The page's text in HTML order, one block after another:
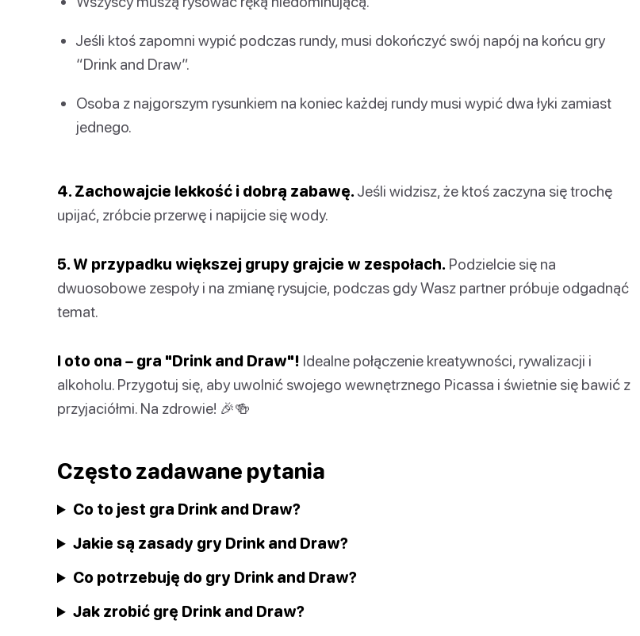
Jeśli ktoś zapomni wypić podczas rundy, musi dokończyć swój napój na końcu gry
“Drink and Draw”.
Osoba z najgorszym rysunkiem na koniec każdej rundy musi wypić dwa łyki zamiast
jednego.
4. Zachowajcie lekkość i dobrą zabawę. Jeśli widzisz, że ktoś zaczyna się trochę
upijać, zróbcie przerwę i napijcie się wody.
5. W przypadku większej grupy grajcie w zespołach. Podzielcie się na
dwuosobowe zespoły i na zmianę rysujcie, podczas gdy Wasz partner próbuje odgadnąć
temat.
I oto ona – gra "Drink and Draw"! Idealne połączenie kreatywności, rywalizacji i
alkoholu. Przygotuj się, aby uwolnić swojego wewnętrznego Picassa i świetnie się bawić z
przyjaciółmi. Na zdrowie! 🎉🍻
Często zadawane pytania
Co to jest gra Drink and Draw?
Jakie są zasady gry Drink and Draw?
Co potrzebuję do gry Drink and Draw?
Jak zrobić grę Drink and Draw?